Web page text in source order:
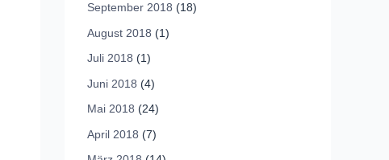
September 2018 (18)
August 2018 (1)
Juli 2018 (1)
Juni 2018 (4)
Mai 2018 (24)
April 2018 (7)